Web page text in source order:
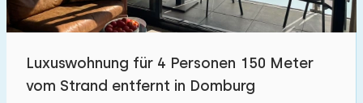
Freibad 1
Kinderanimation
Kindereinrichtungen im Park
Luxuswohnung für 4 Personen 150 Meter
vom Strand entfernt in Domburg